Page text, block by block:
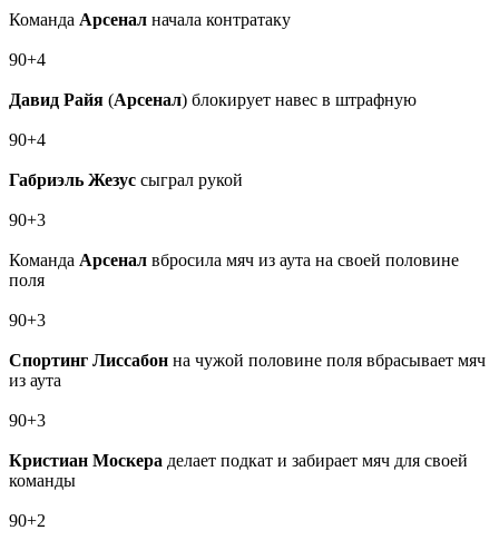
Команда Арсенал начала контратаку
90+4
Давид Райя (Арсенал) блокирует навес в штрафную
90+4
Габриэль Жезус сыграл рукой
90+3
Команда Арсенал вбросила мяч из аута на своей половине
поля
90+3
Спортинг Лиссабон на чужой половине поля вбрасывает мяч
из аута
90+3
Кристиан Москера делает подкат и забирает мяч для своей
команды
90+2